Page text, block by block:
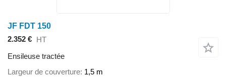
JF FDT 150
2.352 € HT
Ensileuse tractée
Largeur de couverture 1,5 m